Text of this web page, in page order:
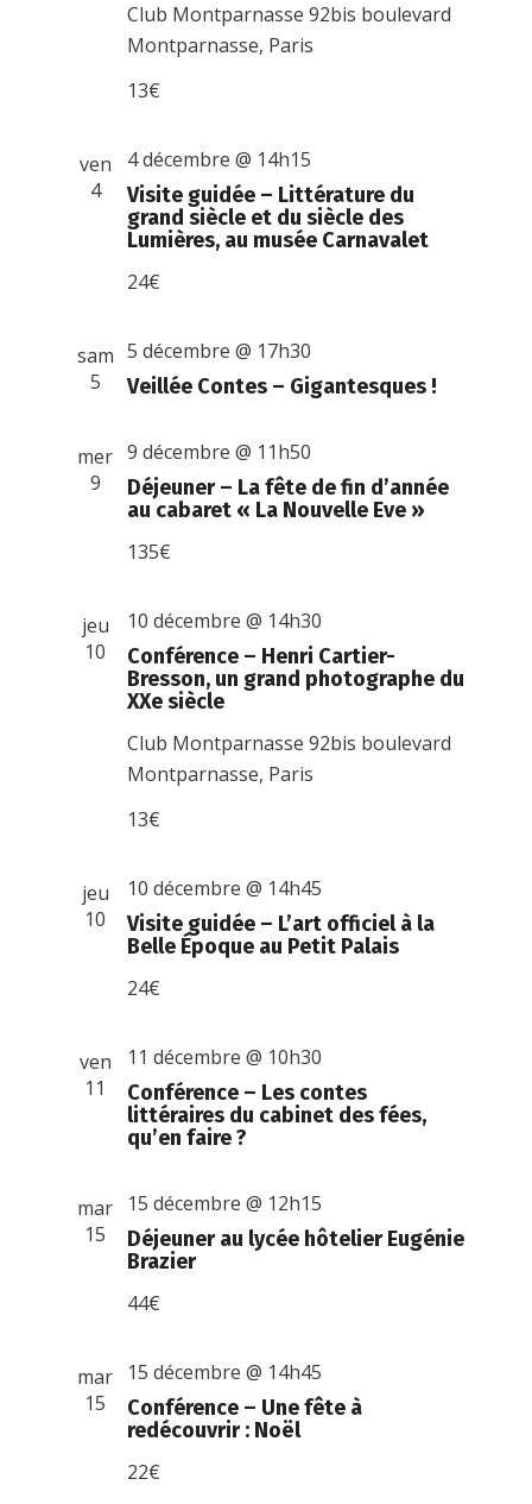
Club Montparnasse92bis boulevard
Montparnasse, Paris
13€
ven
4
Visite guidée – Littérature du
grand siècle et du siècle des
Lumières, au musée Carnavalet
4 décembre @ 14h15
24€
sam
5
Veillée Contes – Gigantesques !
5 décembre @ 17h30
mer
9
Déjeuner – La fête de fin d’année
au cabaret « La Nouvelle Eve »
9 décembre @ 11h50
135€
jeu
10
Conférence – Henri Cartier-
Bresson, un grand photographe du
XXe siècle
10 décembre @ 14h30
Club Montparnasse92bis boulevard
Montparnasse, Paris
13€
jeu
10
Visite guidée – L’art officiel à la
Belle Époque au Petit Palais
10 décembre @ 14h45
24€
ven
11
Conférence – Les contes
littéraires du cabinet des fées,
qu’en faire ?
11 décembre @ 10h30
mar
15
Déjeuner au lycée hôtelier Eugénie
Brazier
15 décembre @ 12h15
44€
mar
15
Conférence – Une fête à
redécouvrir : Noël
15 décembre @ 14h45
22€